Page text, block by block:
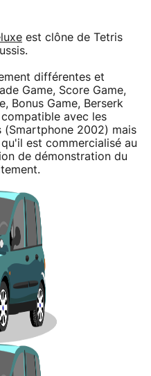
est clône de Tetris
différentes et
Game, Score Game,
Bonus Game, Berserk
avec les
(Smartphone 2002) mais
est commercialisé au
de démonstration du